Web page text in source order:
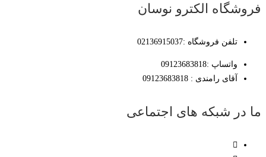
فروشگاه الکترو نوسان
تلفن فروشگاه :02136915037
واتساپ :09123683818
آقای رامندی : 09123683818
ما در شبکه های اجتماعی